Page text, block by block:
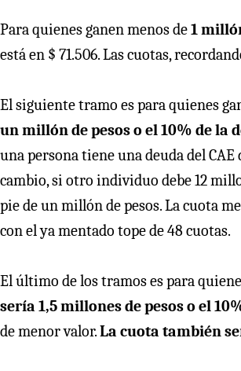
Para quienes ganen menos de1
está en $ 71.506. Las cuotas,
El siguiente tramo es para quienes
un millón de pesos o el 10% de la
una persona tiene una deuda del CAE
cambio, si otro individuo debe 12
pie de un millón de pesos. La cuota
con el ya mentado tope de 48 cuotas.
El último de los tramos es para
sería 1,5 millones de pesos o el
de menor valor.La cuota también